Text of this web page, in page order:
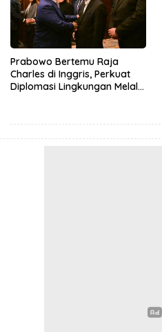
Prabowo Bertemu Raja
Charles di Inggris, Perkuat
Diplomasi Lingkungan Melalui